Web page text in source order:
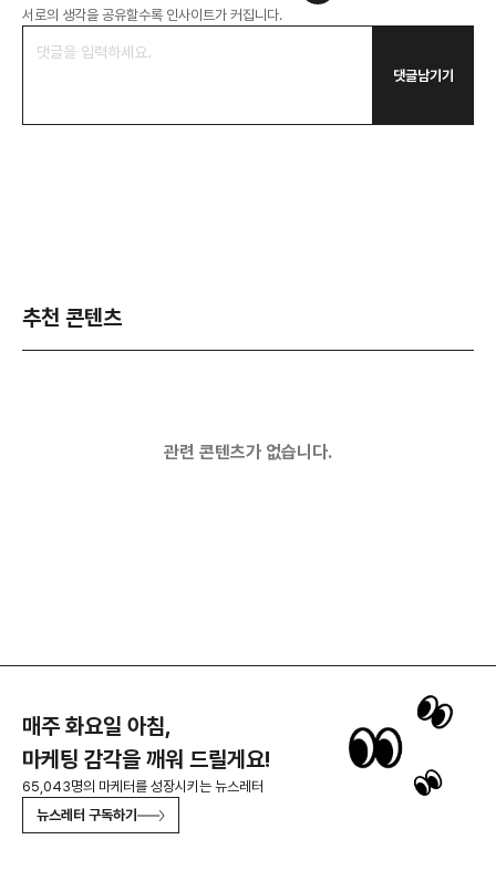
서로의 생각을 공유할수록 인사이트가 커집니다.
댓글남기기
추천 콘텐츠
관련 콘텐츠가 없습니다.
매주 화요일 아침,
마케팅 감각을 깨워 드릴게요!
65,043명의 마케터를 성장시키는 뉴스레터
뉴스레터 구독하기